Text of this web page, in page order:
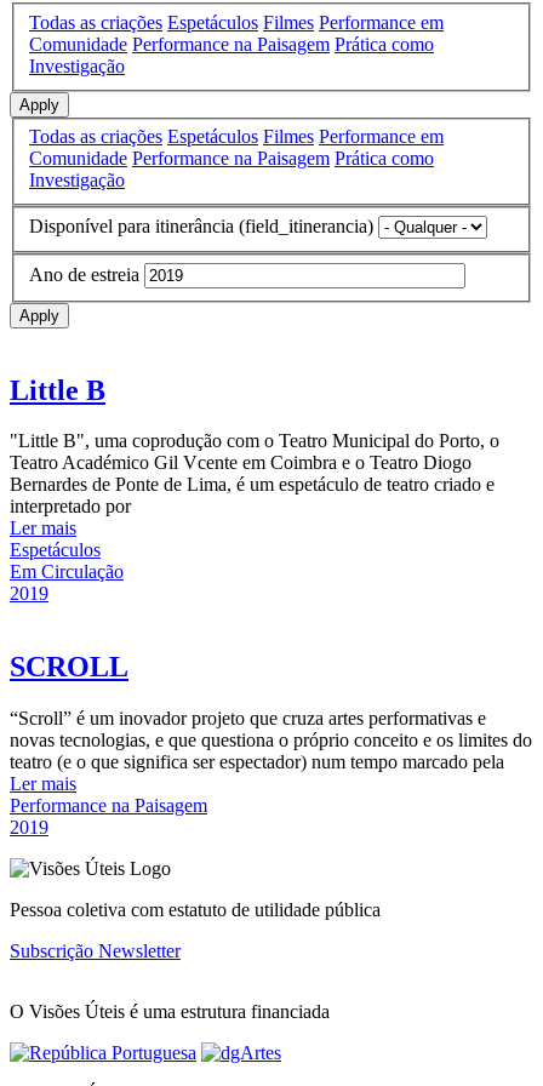
Todas as criações Espetáculos Filmes Performance em
Comunidade Performance na Paisagem Prática como
Investigação
Apply
Todas as criações Espetáculos Filmes Performance em
Comunidade Performance na Paisagem Prática como
Investigação
Disponível para itinerância (field_itinerancia)
Ano de estreia
Apply
Little B
"Little B", uma coprodução com o Teatro Municipal do Porto, o
Teatro Académico Gil Vcente em Coimbra e o Teatro Diogo
Bernardes de Ponte de Lima, é um espetáculo de teatro criado e
interpretado por
Ler mais
Espetáculos
Em Circulação
2019
SCROLL
“Scroll” é um inovador projeto que cruza artes performativas e
novas tecnologias, e que questiona o próprio conceito e os limites do
teatro (e o que significa ser espectador) num tempo marcado pela
Ler mais
Performance na Paisagem
2019
Pessoa coletiva com estatuto de utilidade pública
Subscrição Newsletter
O Visões Úteis é uma estrutura financiada